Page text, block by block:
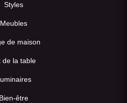
Styles
Meubles
de maison
de la table
Bien-être